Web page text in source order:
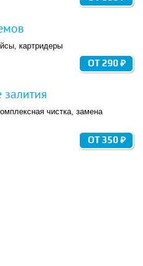
картридеры
ОТ 290 ₽
залития
чистка, замена
ОТ 350 ₽